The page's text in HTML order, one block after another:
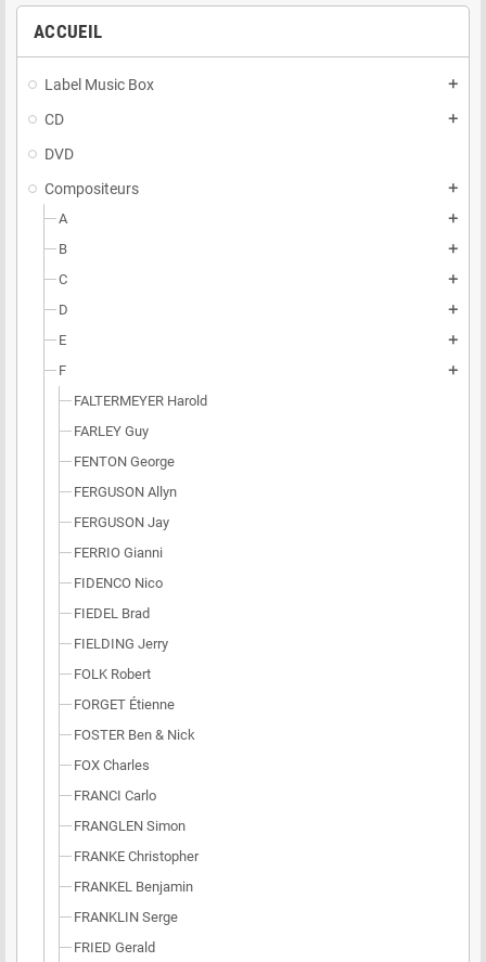
ACCUEIL
Label Music Box add
CD add
DVD
Compositeurs
add
A add
B add
C add
D add
E add
F add
FALTERMEYER Harold
FARLEY Guy
FENTON George
FERGUSON Allyn
FERGUSON Jay
FERRIO Gianni
FIDENCO Nico
FIEDEL Brad
FIELDING Jerry
FOLK Robert
FORGET Étienne
FOSTER Ben & Nick
FOX Charles
FRANCI Carlo
FRANGLEN Simon
FRANKE Christopher
FRANKEL Benjamin
FRANKLIN Serge
FRIED Gerald